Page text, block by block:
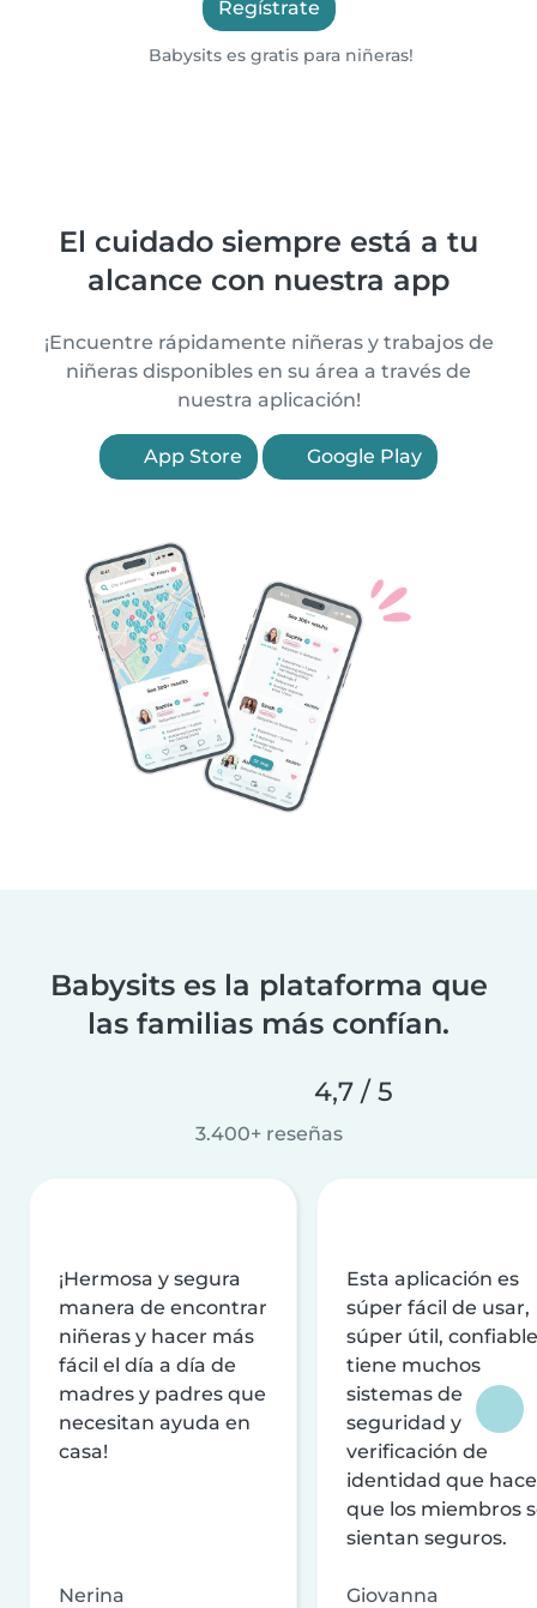
Regístrate
Babysits es gratis para niñeras!
El cuidado siempre está a tu
alcance con nuestra app
¡Encuentre rápidamente niñeras y trabajos de
niñeras disponibles en su área a través de
nuestra aplicación!
App Store Google Play
Babysits es la plataforma que
las familias más confían.
4,7 / 5
3.400+ reseñas
¡Hermosa y segura
manera de encontrar
niñeras y hacer más
fácil el día a día de
madres y padres que
necesitan ayuda en
casa!
Nerina
Esta aplicación es
súper fácil de usar,
súper útil,
tiene muchos
sistemas de
seguridad y
verificación de
identidad que
que los miembros
sientan seguros.
Giovanna